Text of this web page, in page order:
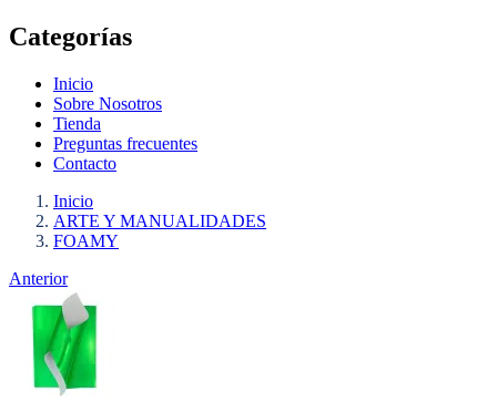
Categorías
Inicio
Sobre Nosotros
Tienda
Preguntas frecuentes
Contacto
Inicio
ARTE Y MANUALIDADES
FOAMY
Anterior